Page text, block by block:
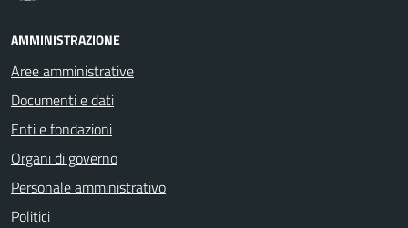
AMMINISTRAZIONE
Aree amministrative
Documenti e dati
Enti e fondazioni
Organi di governo
Personale amministrativo
Politici